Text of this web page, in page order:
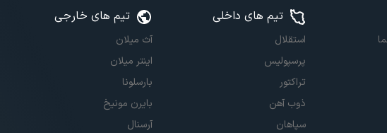
تیم های داخلی
استقلال
پرسپولیس
تراکتور
ذوب آهن
سپاهان
تیم های خارجی
آث میلان
اینتر میلان
بارسلونا
بایرن مونیخ
آرسنال